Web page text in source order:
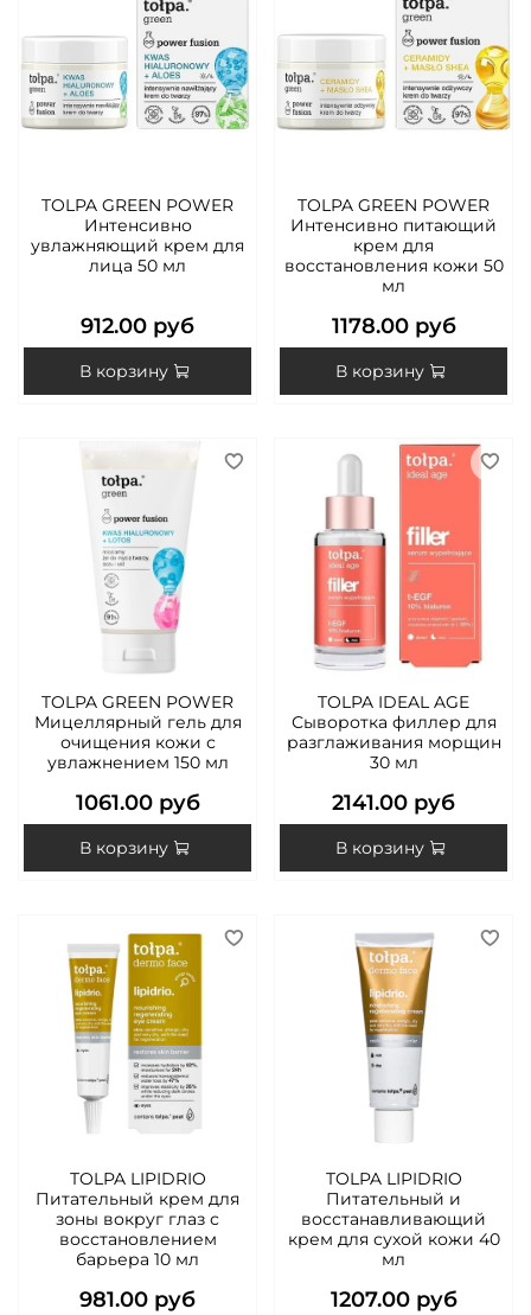
TOLPA GREEN POWER
Интенсивно
увлажняющий крем для
лица 50 мл
912.00 руб
В корзину
TOLPA GREEN POWER
Интенсивно питающий
крем для
восстановления кожи 50
мл
1178.00 руб
В корзину
TOLPA GREEN POWER
Мицеллярный гель для
очищения кожи с
увлажнением 150 мл
1061.00 руб
В корзину
TOLPA IDEAL AGE
Сыворотка филлер для
разглаживания морщин
30 мл
2141.00 руб
В корзину
TOLPA LIPIDRIO
Питательный крем для
зоны вокруг глаз с
восстановлением
барьера 10 мл
981.00 руб
TOLPA LIPIDRIO
Питательный и
восстанавливающий
крем для сухой кожи 40
мл
1207.00 руб